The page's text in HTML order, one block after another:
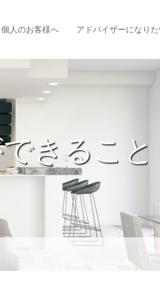
個人のお客様へ アドバイザーになり
きること